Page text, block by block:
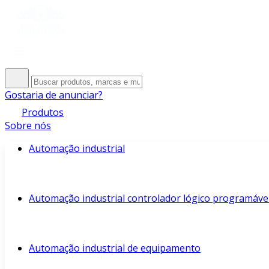
Gostaria de anunciar?
Produtos
Sobre nós
Automação industrial
Automação industrial controlador lógico
Automação industrial de equipamento